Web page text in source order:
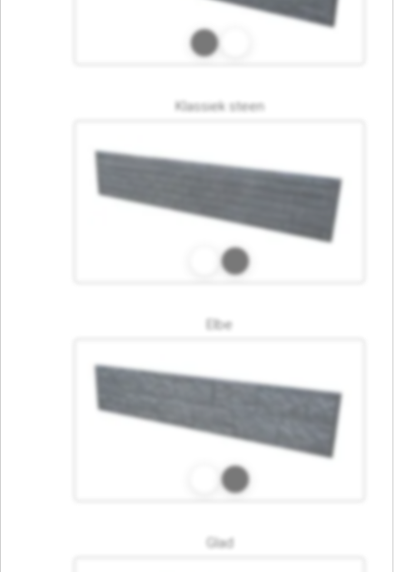
Klassiek steen
Elbe
Glad